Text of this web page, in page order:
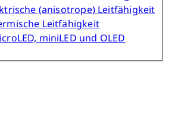
(anisotrope) Leitfähigkeit
Leitfähigkeit
miniLED und OLED